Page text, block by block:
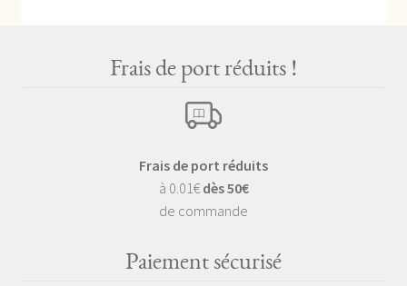
Frais de port réduits !
Frais de port réduits
à 0.01€ dès 50€
de commande
Paiement sécurisé